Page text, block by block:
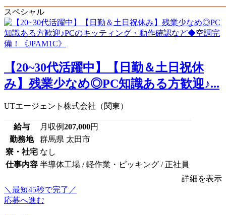
スペシャル
【20~30代活躍中】【日勤＆土日祝休
み】残業少なめ◎PC知識ある方歓迎♪...
UTエージェント株式会社（関東）
給与 月収例207,000円
勤務地
群馬県 太田市
寮・社宅 なし
仕事内容 半導体工場 / 軽作業・ピッキング / 正社員
詳細を表示
＼最短45秒で完了／
応募へ進む